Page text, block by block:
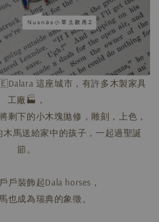
這座城市，有許多木製家具
工廠🏭，
剩下的小木塊拋修，雕刻，上色，
馬送給家中的孩子，一起過聖誕
節。
戶裝飾起Dala horses，
也成為瑞典的象徵。